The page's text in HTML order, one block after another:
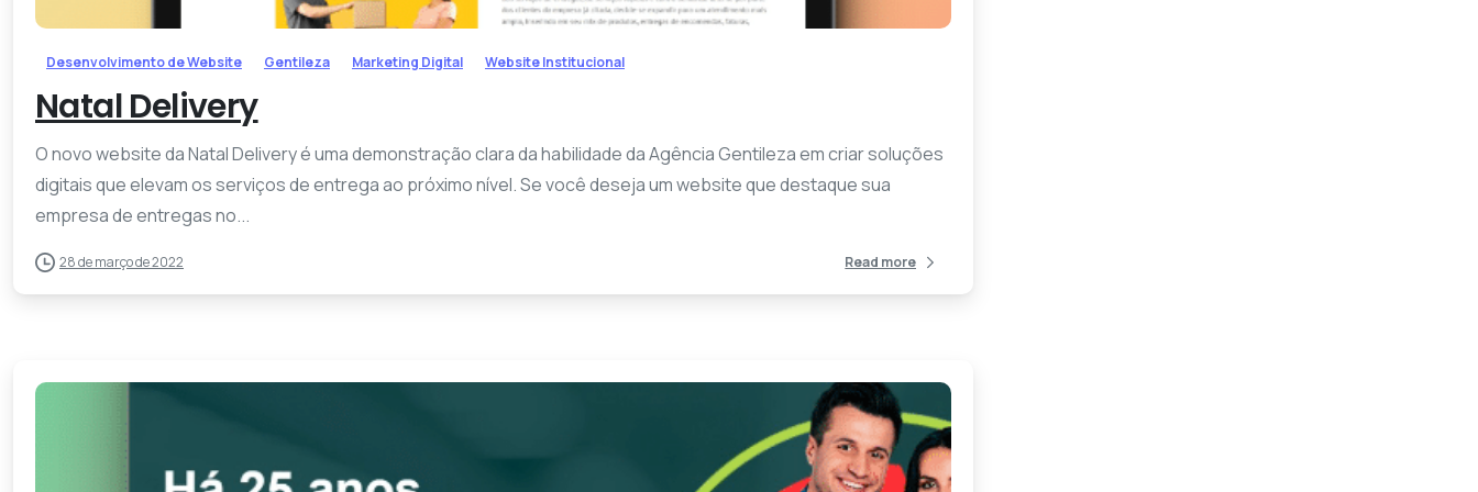
Desenvolvimento de Website Gentileza Marketing Digital Website Institucional
Natal Delivery
O novo website da Natal Delivery é uma demonstração clara da habilidade da Agência Gentileza em criar soluções
digitais que elevam os serviços de entrega ao próximo nível. Se você deseja um website que destaque sua
empresa de entregas no...
28 de março de 2022 Read more